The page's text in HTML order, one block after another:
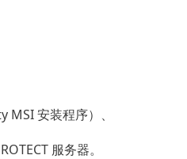
MSI 安装程序）、
服务器。